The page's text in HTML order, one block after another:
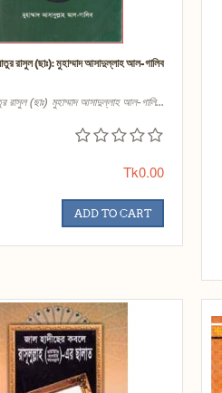
রাসুল (ছাঃ): মুহাম্মাদ আসাদুল্লাহ আল-গালিব
রাসুল (ছাঃ) মুহাম্মাদ আসাদুল্লাহ আল-গালি...
Tk0.00
ADD TO CART